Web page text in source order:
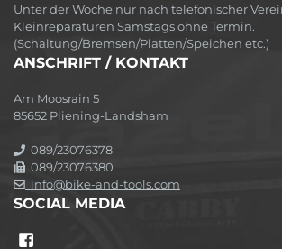
Unter der Woche nur nach telefonischer
Kleinreparaturen Samstags ohne Termin.
(Schaltung/Bremsen/Platten/Speichen etc.)
ANSCHRIFT / KONTAKT
Am Moosrain 5
85652 Pliening-Landsham
089/23076378
089/23076380
info@bike-and-tools.com
SOCIAL MEDIA